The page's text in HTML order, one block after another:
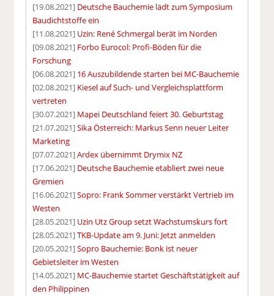
[19.08.2021] Deutsche Bauchemie lädt zum Symposium
Baudichtstoffe ein
[11.08.2021] Uzin: René Schmergal berät im Norden
[09.08.2021] Forbo Eurocol: Profi-Böden für die
Forschung
[06.08.2021] 16 Auszubildende starten bei MC-Bauchemie
[02.08.2021] Kiesel auf Such- und Vergleichsplattform
vertreten
[30.07.2021] Mapei Deutschland feiert 30. Geburtstag
[21.07.2021]Sika Österreich: Markus Senn neuer Leiter
Marketing
[07.07.2021]Ardex übernimmt Drymix NZ
[17.06.2021] Deutsche Bauchemie etabliert zwei neue
Gremien
[16.06.2021]Sopro: Frank Sommer verstärkt Vertrieb im
Westen
[28.05.2021] Uzin Utz Group setzt Wachstumskurs fort
[28.05.2021]TKB-Update am 9. Juni: Jetzt anmelden
[20.05.2021]Sopro Bauchemie: Bonk ist neuer
Gebietsleiter im Westen
[14.05.2021] MC-Bauchemie startet Geschäftstätigkeit auf
den Philippinen